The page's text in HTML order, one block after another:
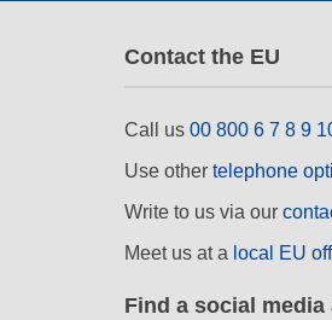
Contact the EU
Call us 00 800 6 7 8 9
Use other telephone
Write to us via our
Meet us at a local EU
Find a social media